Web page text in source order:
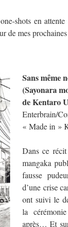
shots en
de mes
Sans même
(Sayonara
de Kentaro
Enterbrain/
« Made in »
Dans ce
mangaka
fausse
d’une crise
ont suivi le
la
après… Et